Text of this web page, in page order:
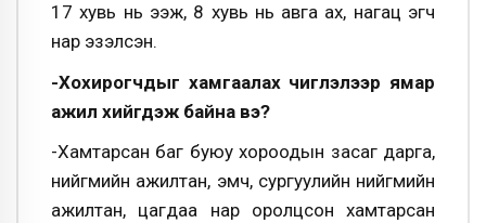
17 хувь нь ээж, 8 хувь нь авга ах, нагац эгч
нар эзэлсэн.
-Хохирогчдыг хамгаалах чиглэлээр ямар
ажил хийгдэж байна вэ?
-Хамтарсан баг буюу хороодын засаг дарга,
нийгмийн ажилтан, эмч, сургуулийн нийгмийн
ажилтан, цагдаа нар оролцсон хамтарсан